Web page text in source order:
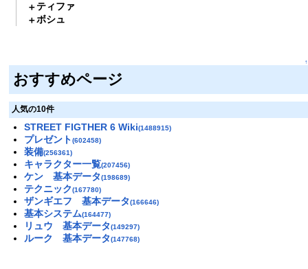
ティファ
ボシュ
↑
おすすめページ
人気の10件
STREET FIGTHER 6 Wiki(1488915)
プレゼント(602458)
装備(256361)
キャラクター一覧(207456)
ケン 基本データ(198689)
テクニック(167780)
ザンギエフ 基本データ(166646)
基本システム(164477)
リュウ 基本データ(149297)
ルーク 基本データ(147768)